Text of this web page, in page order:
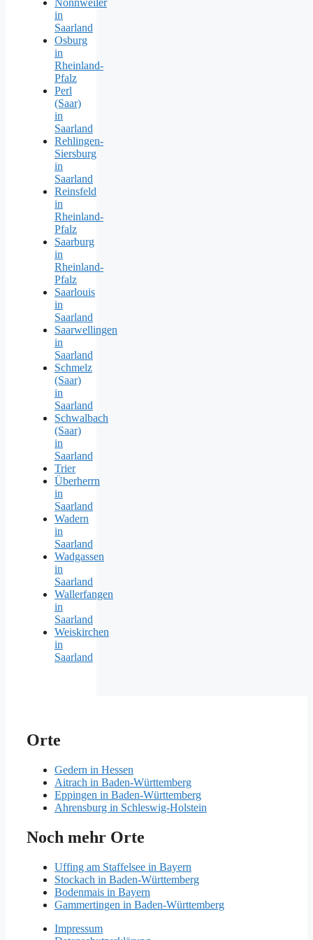
Nonnweiler
in
Saarland
Osburg
in
Rheinland-
Pfalz
Perl
(Saar)
in
Saarland
Rehlingen-
Siersburg
in
Saarland
Reinsfeld
in
Rheinland-
Pfalz
Saarburg
in
Rheinland-
Pfalz
Saarlouis
in
Saarland
Saarwellingen
in
Saarland
Schmelz
(Saar)
in
Saarland
Schwalbach
(Saar)
in
Saarland
Trier
Überherrn
in
Saarland
Wadern
in
Saarland
Wadgassen
in
Saarland
Wallerfangen
in
Saarland
Weiskirchen
in
Saarland
Orte
Gedern in Hessen
Aitrach in Baden-Württemberg
Eppingen in Baden-Württemberg
Ahrensburg in Schleswig-Holstein
Noch mehr Orte
Uffing am Staffelsee in Bayern
Stockach in Baden-Württemberg
Bodenmais in Bayern
Gammertingen in Baden-Württemberg
Impressum